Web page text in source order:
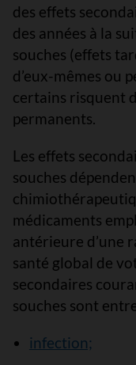
des effets
des années à la
souches (effets
d’eux-mêmes ou
certains risquent
permanents.
Les effets
souches
médicaments
antérieure d’une
santé global de
secondaires
souches sont
infection;